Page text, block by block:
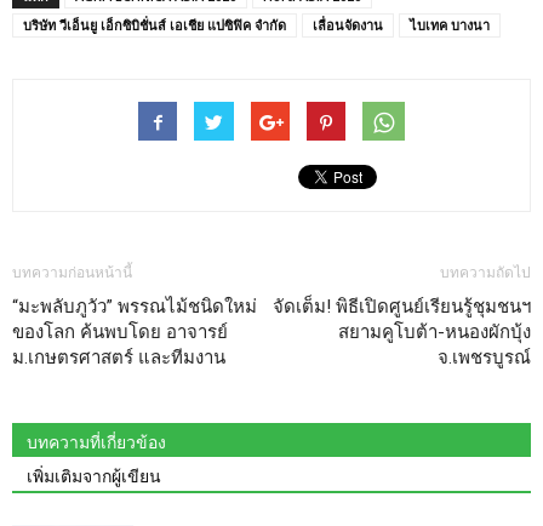
บริษัท วีเอ็นยู เอ็กซิบิชั่นส์ เอเชีย แปซิฟิค จำกัด
เลื่อนจัดงาน ไบเทค บางนา
บทความก่อนหน้านี้
“มะพลับภูวัว” พรรณไม้ชนิดใหม่
ของโลก ค้นพบโดย อาจารย์
ม.เกษตรศาสตร์ และทีมงาน
บทความถัดไป
จัดเต็ม! พิธีเปิดศูนย์เรียนรู้ชุมชนฯ
สยามคูโบต้า-หนองผักบุ้ง
จ.เพชรบูรณ์
บทความที่เกี่ยวข้อง
เพิ่มเติมจากผู้เขียน